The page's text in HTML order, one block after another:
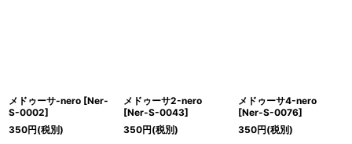
メドゥーサ-nero [Ner-
S-0002]
350円(税別)
メドゥーサ2-nero
[Ner-S-0043]
350円(税別)
メドゥーサ4-nero
[Ner-S-0076]
350円(税別)